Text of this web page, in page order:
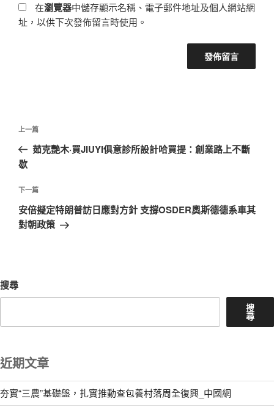
在瀏覽器中儲存顯示名稱、電子郵件地址及個人網站網
址，以供下次發佈留言時使用。
文
導
覽
上
一
篇
章
上一篇
茹克艷木·買JIUYI俱意診所設計哈買提：創業路上不斷
歇
下
一
篇
下一篇
安倍擬定特朗普訪日應對方針 支撐OSDER奧斯德德系車其
對朝政策
搜尋
搜
尋
近期文章
夯實“三農”基礎盤，扎實推動查包養村落周全復興_中國網